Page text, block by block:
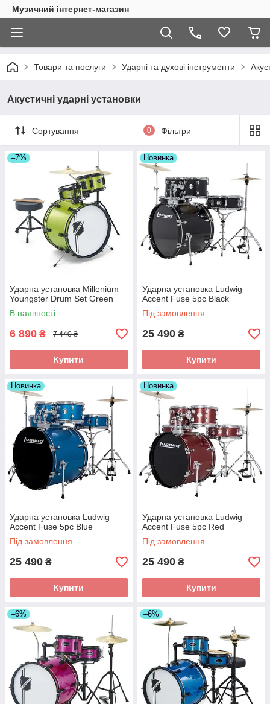
Музичний інтернет-магазин
Товари та послуги Ударні та духові інструменти
Акустичні ударні установки
Сортування 0 Фільтри
–7%
Ударна установка Millenium
Youngster Drum Set Green
В наявності
6 890 ₴ 7 440 ₴
Купити
Новинка
Ударна установка Ludwig
Accent Fuse 5pc Black
Під замовлення
25 490 ₴
Купити
Новинка
Ударна установка Ludwig
Accent Fuse 5pc Blue
Під замовлення
25 490 ₴
Купити
Новинка
Ударна установка Ludwig
Accent Fuse 5pc Red
Під замовлення
25 490 ₴
Купити
–6% –6%